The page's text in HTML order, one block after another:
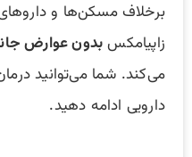
برخلاف مسکن‌ها و
زاپیامکسبدون عوارض
می‌کند. شما می‌توانید
دارویی ادامه دهید.